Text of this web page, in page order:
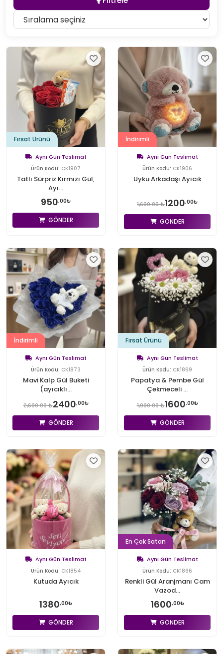
Fırsat Ürünü
Aynı Gün Teslimat
Ürün Kodu: CK1907
Tatlı Sürpriz Kırmızı Gül,
Ayı...
950,00₺
GÖNDER
İndirimli
Aynı Gün Teslimat
Ürün Kodu: CK1906
Uyku Arkadaşı Ayıcık
1,600.00 ₺1200,00₺
GÖNDER
İndirimli
Aynı Gün Teslimat
Ürün Kodu: CK1873
Mavi Kalp Gül Buketi
(ayıcıklı...
2,600.00 ₺2400,00₺
GÖNDER
Fırsat Ürünü
Aynı Gün Teslimat
Ürün Kodu: CK1869
Papatya & Pembe Gül
Çekmeceli ...
1,900.00 ₺1600,00₺
GÖNDER
Aynı Gün Teslimat
Ürün Kodu: CK1854
Kutuda Ayıcık
1380,00₺
GÖNDER
En Çok Satan
Aynı Gün Teslimat
Ürün Kodu: CK1866
Renkli Gül Aranjmanı Cam
Vazod...
1600,00₺
GÖNDER